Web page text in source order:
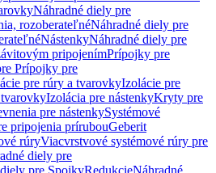
Náhradné diely pre
rozoberateľnéNáhradné diely pre
NástenkyNáhradné diely pre
pripojenímPrípojky pre
Prípojky pre
pre rúry a tvarovkyIzolácie pre
Izolácia pre nástenkyKryty pre
pre nástenkySystémové
pripojenia prírubouGeberit
rúryViacvrstvové systémové rúry pre
diely pre
pre SpojkyRedukcieNáhradné